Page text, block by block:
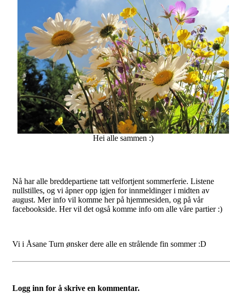
Hei alle sammen :)
Nå har alle breddepartiene tatt velfortjent sommerferie. Listene
nullstilles, og vi åpner opp igjen for innmeldinger i midten av
august. Mer info vil komme her på hjemmesiden, og på vår
facebookside. Her vil det også komme info om alle våre partier :)
Vi i Åsane Turn ønsker dere alle en strålende fin sommer :D
Logg inn for å skrive en kommentar.